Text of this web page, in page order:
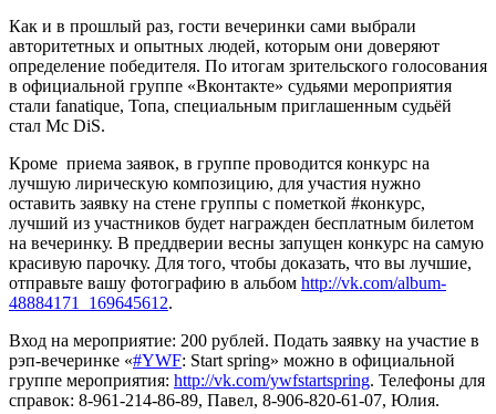
Как и в прошлый раз, гости вечеринки сами выбрали
авторитетных и опытных людей, которым они доверяют
определение победителя. По итогам зрительского голосования
в официальной группе «Вконтакте» судьями мероприятия
стали fanatique, Топа, специальным приглашенным судьёй
стал Mc DiS.
Кроме приема заявок, в группе проводится конкурс на
лучшую лирическую композицию, для участия нужно
оставить заявку на стене группы с пометкой #конкурс,
лучший из участников будет награжден бесплатным билетом
на вечеринку. В преддверии весны запущен конкурс на самую
красивую парочку. Для того, чтобы доказать, что вы лучшие,
отправьте вашу фотографию в альбом http://vk.com/album-
48884171_169645612.
Вход на мероприятие: 200 рублей. Подать заявку на участие в
рэп-вечеринке «#YWF: Start spring» можно в официальной
группе мероприятия: http://vk.com/ywfstartspring. Телефоны для
справок: 8-961-214-86-89, Павел, 8-906-820-61-07, Юлия.